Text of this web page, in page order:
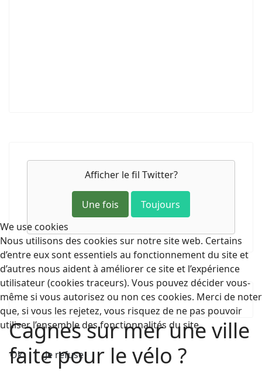
Afficher le fil Twitter?
Une fois Toujours
Cagnes sur mer une ville
faite pour le vélo ?
We use cookies
Nous utilisons des cookies sur notre site web. Certains
d’entre eux sont essentiels au fonctionnement du site et
d’autres nous aident à améliorer ce site et l’expérience
utilisateur (cookies traceurs). Vous pouvez décider vous-
même si vous autorisez ou non ces cookies. Merci de noter
que, si vous les rejetez, vous risquez de ne pas pouvoir
utiliser l’ensemble des fonctionnalités du site.
Ok Je refuse